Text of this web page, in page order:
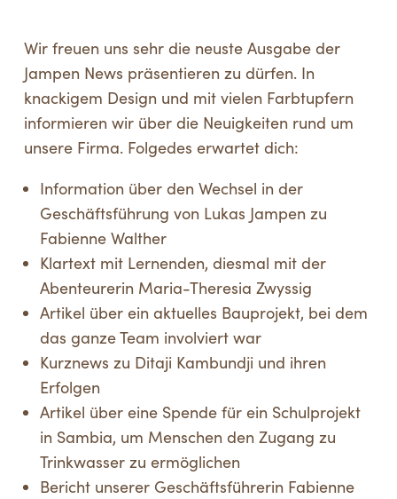
Wir freuen uns sehr die neuste Ausgabe der
Jampen News präsentieren zu dürfen. In
knackigem Design und mit vielen Farbtupfern
informieren wir über die Neuigkeiten rund um
unsere Firma. Folgedes erwartet dich:
Information über den Wechsel in der
Geschäftsführung von Lukas Jampen zu
Fabienne Walther
Klartext mit Lernenden, diesmal mit der
Abenteurerin Maria-Theresia Zwyssig
Artikel über ein aktuelles Bauprojekt, bei dem
das ganze Team involviert war
Kurznews zu Ditaji Kambundji und ihren
Erfolgen
Artikel über eine Spende für ein Schulprojekt
in Sambia, um Menschen den Zugang zu
Trinkwasser zu ermöglichen
Bericht unserer Geschäftsführerin Fabienne